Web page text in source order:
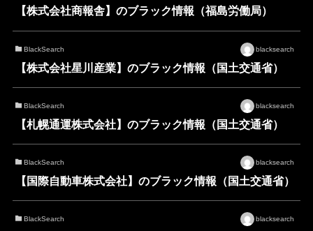
【株式会社商報舎】のブラック情報（福島労働局）
BlackSearch blacksearch
【株式会社星川産業】のブラック情報（国土交通省）
BlackSearch blacksearch
【札幌通運株式会社】のブラック情報（国土交通省）
BlackSearch blacksearch
【国際自動車株式会社】のブラック情報（国土交通省）
BlackSearch blacksearch